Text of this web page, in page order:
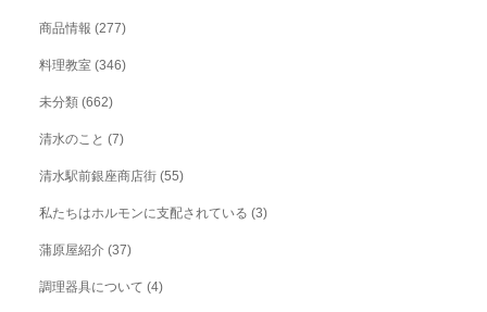
商品情報 (277)
料理教室 (346)
未分類 (662)
清水のこと (7)
清水駅前銀座商店街 (55)
私たちはホルモンに支配されている (3)
蒲原屋紹介 (37)
調理器具について (4)